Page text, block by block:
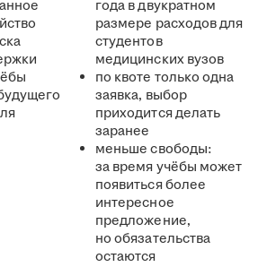
года в двукратном
размере расходов для
студентов
медицинских вузов
по квоте только одна
заявка, выбор
приходится делать
заранее
меньше свободы:
за время учёбы может
появиться более
интересное
предложение,
но обязательства
остаются